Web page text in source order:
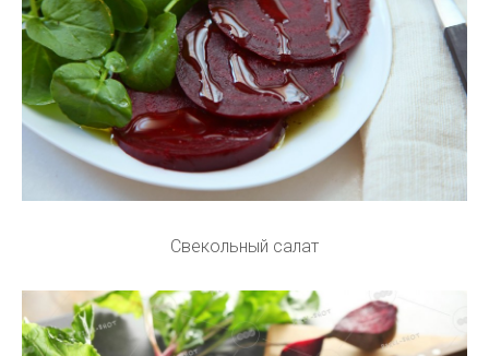
Свекольный салат